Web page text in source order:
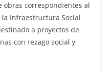
obras correspondientes al
Infraestructura Social
a proyectos de
con rezago social y